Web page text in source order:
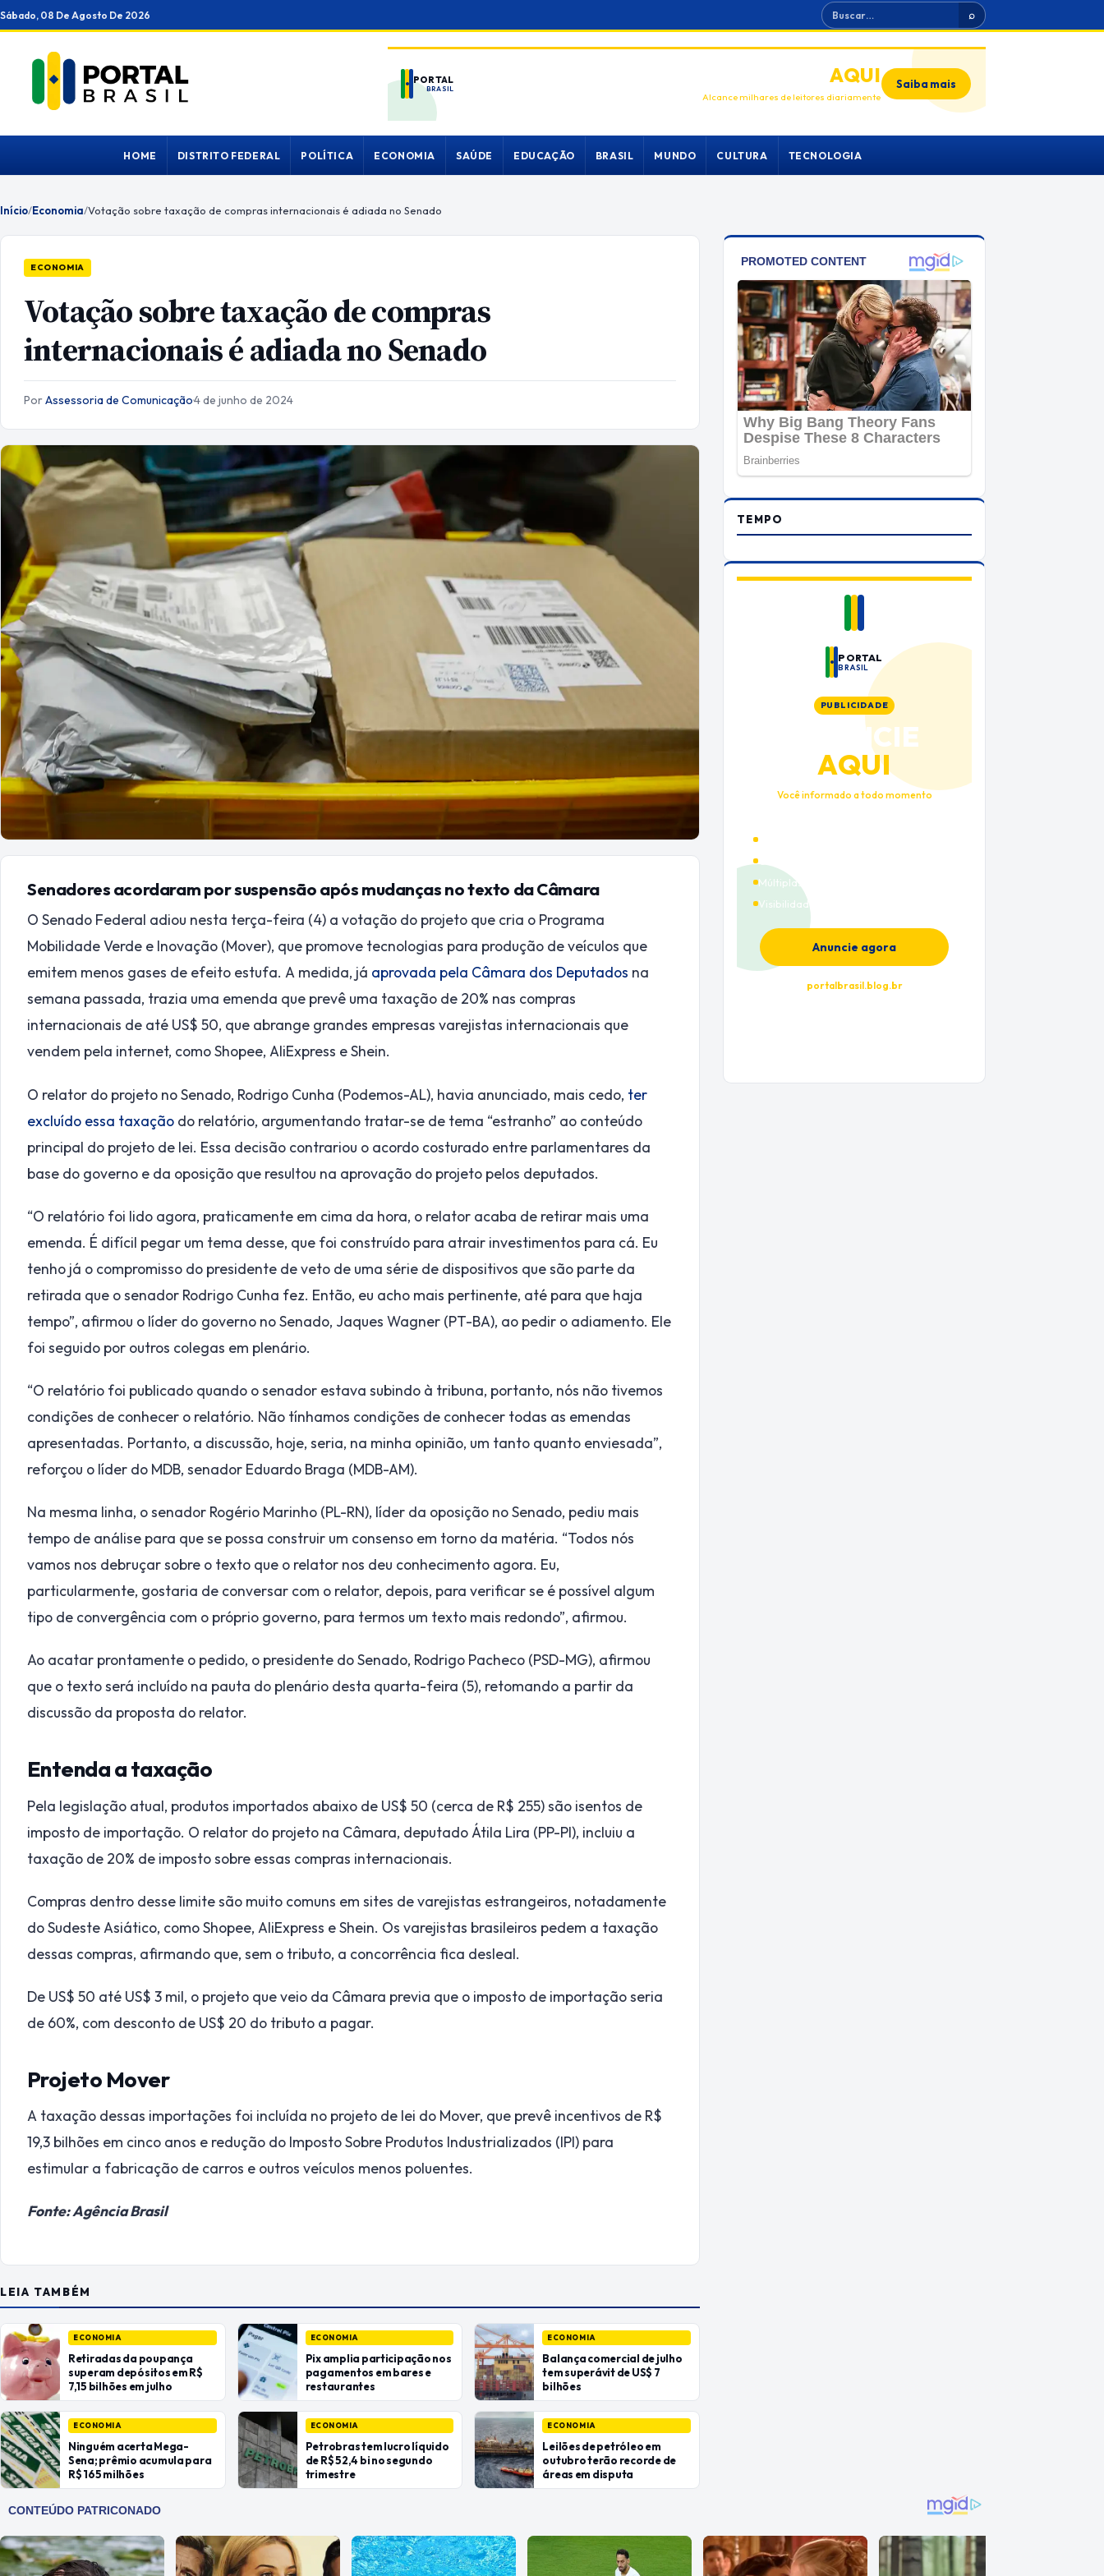
Ir
para
conteúdo
Sábado, 08 De Agosto De 2026 Buscar ⌕
PORTAL
BRASIL
ANUNCIEAQUI
Alcance milhares de leitores diariamente
Saiba mais
HOME DISTRITO FEDERAL POLÍTICA ECONOMIA SAÚDE EDUCAÇÃO BRASIL MUNDO CULTURA TECNOLOGIA
Início/Economia/Votação sobre taxação de compras internacionais é adiada no Senado
ECONOMIA
Votação sobre taxação de compras
internacionais é adiada no Senado
PorAssessoria de Comunicação·4 de junho de 2024
Senadores acordaram por suspensão após mudanças no texto da Câmara
O Senado Federal adiou nesta terça-feira (4) a votação do projeto que cria o Programa
Mobilidade Verde e Inovação (Mover), que promove tecnologias para produção de veículos que
emitem menos gases de efeito estufa. A medida, já aprovada pela Câmara dos Deputados na
semana passada, trazia uma emenda que prevê uma taxação de 20% nas compras
internacionais de até US$ 50, que abrange grandes empresas varejistas internacionais que
vendem pela internet, como Shopee, AliExpress e Shein.
O relator do projeto no Senado, Rodrigo Cunha (Podemos-AL), havia anunciado, mais cedo, ter
excluído essa taxação do relatório, argumentando tratar-se de tema “estranho” ao conteúdo
principal do projeto de lei. Essa decisão contrariou o acordo costurado entre parlamentares da
base do governo e da oposição que resultou na aprovação do projeto pelos deputados.
“O relatório foi lido agora, praticamente em cima da hora, o relator acaba de retirar mais uma
emenda. É difícil pegar um tema desse, que foi construído para atrair investimentos para cá. Eu
tenho já o compromisso do presidente de veto de uma série de dispositivos que são parte da
retirada que o senador Rodrigo Cunha fez. Então, eu acho mais pertinente, até para que haja
tempo”, afirmou o líder do governo no Senado, Jaques Wagner (PT-BA), ao pedir o adiamento. Ele
foi seguido por outros colegas em plenário.
“O relatório foi publicado quando o senador estava subindo à tribuna, portanto, nós não tivemos
condições de conhecer o relatório. Não tínhamos condições de conhecer todas as emendas
apresentadas. Portanto, a discussão, hoje, seria, na minha opinião, um tanto quanto enviesada”,
reforçou o líder do MDB, senador Eduardo Braga (MDB-AM).
Na mesma linha, o senador Rogério Marinho (PL-RN), líder da oposição no Senado, pediu mais
tempo de análise para que se possa construir um consenso em torno da matéria. “Todos nós
vamos nos debruçar sobre o texto que o relator nos deu conhecimento agora. Eu,
particularmente, gostaria de conversar com o relator, depois, para verificar se é possível algum
tipo de convergência com o próprio governo, para termos um texto mais redondo”, afirmou.
Ao acatar prontamente o pedido, o presidente do Senado, Rodrigo Pacheco (PSD-MG), afirmou
que o texto será incluído na pauta do plenário desta quarta-feira (5), retomando a partir da
discussão da proposta do relator.
Entenda a taxação
Pela legislação atual, produtos importados abaixo de US$ 50 (cerca de R$ 255) são isentos de
imposto de importação. O relator do projeto na Câmara, deputado Átila Lira (PP-PI), incluiu a
taxação de 20% de imposto sobre essas compras internacionais.
Compras dentro desse limite são muito comuns em sites de varejistas estrangeiros, notadamente
do Sudeste Asiático, como Shopee, AliExpress e Shein. Os varejistas brasileiros pedem a taxação
dessas compras, afirmando que, sem o tributo, a concorrência fica desleal.
De US$ 50 até US$ 3 mil, o projeto que veio da Câmara previa que o imposto de importação seria
de 60%, com desconto de US$ 20 do tributo a pagar.
Projeto Mover
A taxação dessas importações foi incluída no projeto de lei do Mover, que prevê incentivos de R$
19,3 bilhões em cinco anos e redução do Imposto Sobre Produtos Industrializados (IPI) para
estimular a fabricação de carros e outros veículos menos poluentes.
Fonte: Agência Brasil
LEIA TAMBÉM
ECONOMIA
Retiradas da poupança
superam depósitos em R$
7,15 bilhões em julho
ECONOMIA
Ninguém acerta Mega-
Sena; prêmio acumula para
R$ 165 milhões
ECONOMIA
Pix amplia participação nos
pagamentos em bares e
restaurantes
ECONOMIA
Petrobras tem lucro líquido
de R$ 52,4 bi no segundo
trimestre
ECONOMIA
Balança comercial de julho
tem superávit de US$ 7
bilhões
ECONOMIA
Leilões de petróleo em
outubro terão recorde de
áreas em disputa
TEMPO
PORTAL
BRASIL
PUBLICIDADE
ANUNCIE
AQUI
Você informado a todo momento
Cobertura nacional
Múltiplas categorias
Visibilidade premium
Anuncie agora
portalbrasil.blog.br